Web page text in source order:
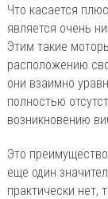
Что касается
является очень
Этим такие
расположению
они взаимно
полностью
возникновению
Это
еще один
практически нет,